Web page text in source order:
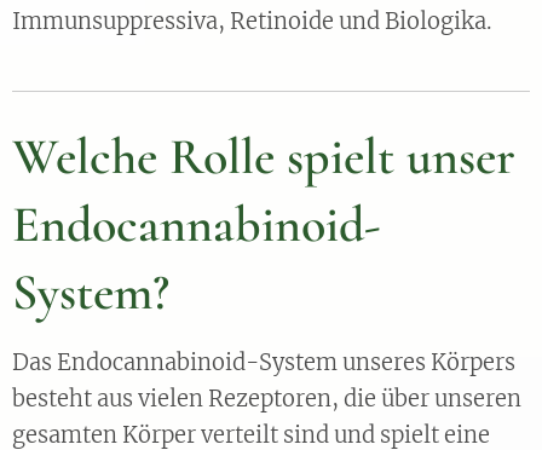
Immunsuppressiva, Retinoide und Biologika.
Welche Rolle spielt unser
Endocannabinoid-
System?
Das Endocannabinoid-System unseres Körpers
besteht aus vielen Rezeptoren, die über unseren
gesamten Körper verteilt sind und spielt eine